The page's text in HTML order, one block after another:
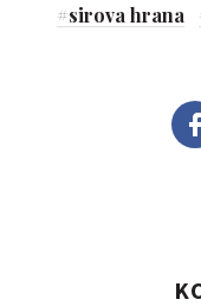
#sirova hrana